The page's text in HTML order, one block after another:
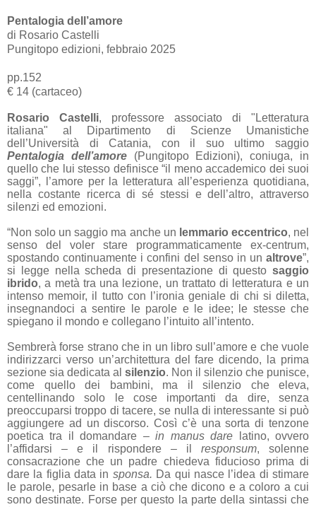
Pentalogia dell’amore
di Rosario Castelli
Pungitopo edizioni, febbraio 2025
pp.152
€ 14 (cartaceo)
Rosario Castelli, professore associato di "Letteratura
italiana" al Dipartimento di Scienze Umanistiche
dell’Università di Catania, con il suo ultimo saggio
Pentalogia dell’amore (Pungitopo Edizioni), coniuga, in
quello che lui stesso definisce “il meno accademico dei suoi
saggi”, l’amore per la letteratura all’esperienza quotidiana,
nella costante ricerca di sé stessi e dell’altro, attraverso
silenzi ed emozioni.
“Non solo un saggio ma anche un lemmario eccentrico, nel
senso del voler stare programmaticamente ex-centrum,
spostando continuamente i confini del senso in un altrove”,
si legge nella scheda di presentazione di questo saggio
ibrido, a metà tra una lezione, un trattato di letteratura e un
intenso memoir, il tutto con l’ironia geniale di chi si diletta,
insegnandoci a sentire le parole e le idee; le stesse che
spiegano il mondo e collegano l’intuito all’intento.
Sembrerà forse strano che in un libro sull’amore e che vuole
indirizzarci verso un’architettura del fare dicendo, la prima
sezione sia dedicata al silenzio. Non il silenzio che punisce,
come quello dei bambini, ma il silenzio che eleva,
centellinando solo le cose importanti da dire, senza
preoccuparsi troppo di tacere, se nulla di interessante si può
aggiungere ad un discorso. Così c’è una sorta di tenzone
poetica tra il domandare –in manus dare latino, ovvero
l’affidarsi – e il rispondere – il responsum, solenne
consacrazione che un padre chiedeva fiducioso prima di
dare la figlia data in sponsa. Da qui nasce l’idea di stimare
le parole, pesarle in base a ciò che dicono e a coloro a cui
sono destinate. Forse per questo la parte della sintassi che